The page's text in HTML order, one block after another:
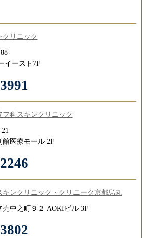
クリニック
イースト7F
科スキンクリニック
館医療モール 2F
ンクリニック・クリニーク京都烏丸
中之町９２ AOKIビル 3F